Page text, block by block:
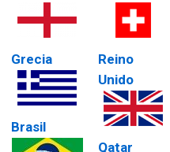
Grecia
Brasil
Reino
Unido
Qatar